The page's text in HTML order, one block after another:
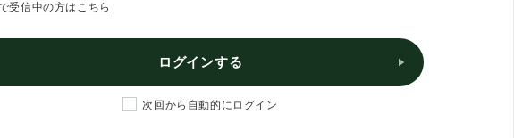
受信中の方はこちら
ログインする
次回から自動的にログイン